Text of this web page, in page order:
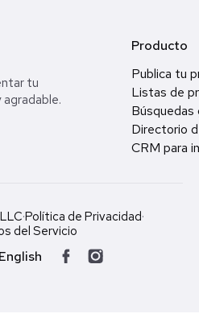
tu
agradable.
Producto
Publica tu
Listas de
Búsquedas
Directorio
CRM para
LLC·Política de Privacidad·
del Servicio